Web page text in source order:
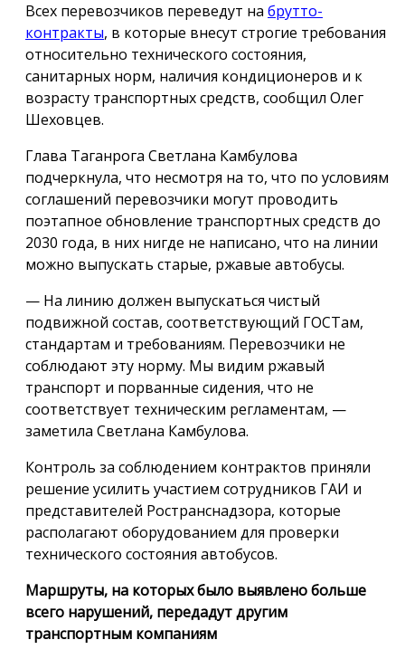
Всех перевозчиков переведут на брутто-
контракты, в которые внесут строгие требования
относительно технического состояния,
санитарных норм, наличия кондиционеров и к
возрасту транспортных средств, сообщил Олег
Шеховцев.
Глава Таганрога Светлана Камбулова
подчеркнула, что несмотря на то, что по условиям
соглашений перевозчики могут проводить
поэтапное обновление транспортных средств до
2030 года, в них нигде не написано, что на линии
можно выпускать старые, ржавые автобусы.
— На линию должен выпускаться чистый
подвижной состав, соответствующий ГОСТам,
стандартам и требованиям. Перевозчики не
соблюдают эту норму. Мы видим ржавый
транспорт и порванные сидения, что не
соответствует техническим регламентам, —
заметила Светлана Камбулова.
Контроль за соблюдением контрактов приняли
решение усилить участием сотрудников ГАИ и
представителей Ространснадзора, которые
располагают оборудованием для проверки
технического состояния автобусов.
Маршруты, на которых было выявлено больше
всего нарушений, передадут другим
транспортным компаниям